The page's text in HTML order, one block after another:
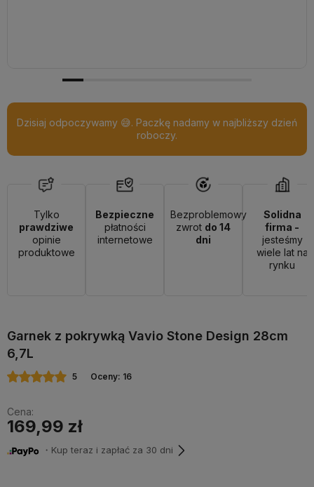
Dzisiaj odpoczywamy 😅. Paczkę nadamy w najbliższy dzień
roboczy.
Tylko
prawdziwe
opinie
produktowe
Bezpieczne
płatności
internetowe
Bezproblemowy
zwrot do 14
dni
Solidna
firma -
jesteśmy
wiele lat na
rynku
Garnek z pokrywką Vavio Stone Design 28cm
6,7L
5 Oceny: 16
Cena:
169,99 zł
・Kup teraz i zapłać za 30 dni